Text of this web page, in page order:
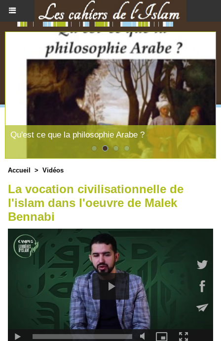
Qu'est ce que la philosophie Arabe ?
Accueil > Vidéos
La vocation civilisationnelle de
l'islam dans l'oeuvre de Malek
Bennabi